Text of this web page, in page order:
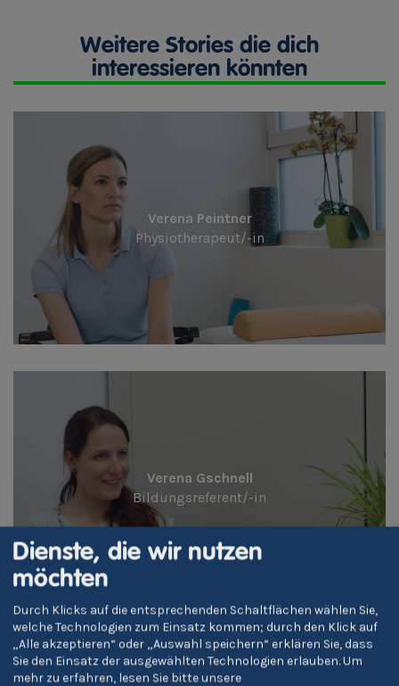
Weitere Stories die dich
interessieren könnten
Verena Peintner
Physiotherapeut/-in
Verena Gschnell
Bildungsreferent/-in
Dienste, die wir nutzen
möchten
Durch Klicks auf die entsprechenden Schaltflächen wählen Sie,
welche Technologien zum Einsatz kommen; durch den Klick auf
„Alle akzeptieren“ oder „Auswahl speichern“ erklären Sie, dass
Sie den Einsatz der ausgewählten Technologien erlauben.Um
mehr zu erfahren, lesen Sie bitte unsere